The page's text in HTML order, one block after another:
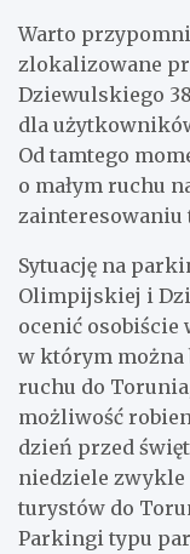
Warto
zlokalizowane
Dziewulskiego
dla
Od tamtego
o małym ruchu
Sytuację na
Olimpijskiej i
ocenić osobiście
w którym można
ruchu do
możliwość
dzień przed
niedziele zwykle
turystów do
Parkingi typu